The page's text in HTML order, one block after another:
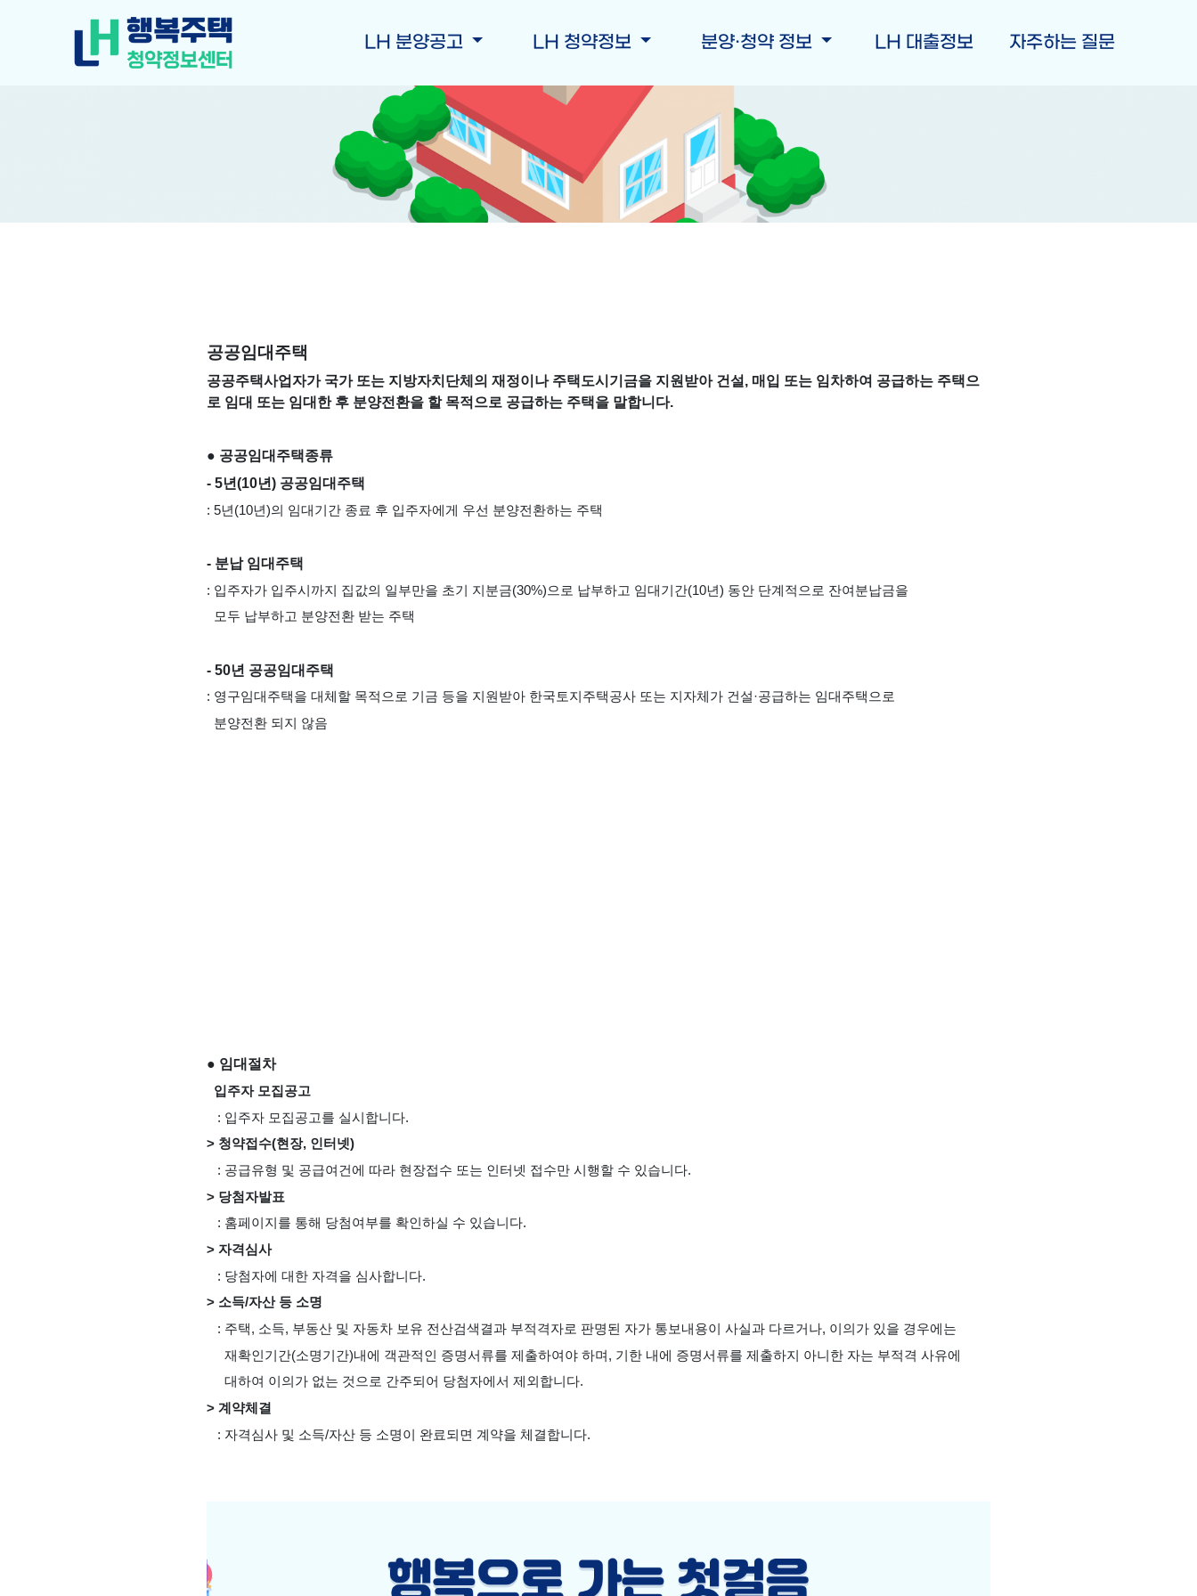
LH 분양공고 LH 청약정보 분양·청약 정보 LH 대출정보 자주하는 질문
공공임대주택
공공주택사업자가 국가 또는 지방자치단체의 재정이나 주택도시기금을 지원받아 건설, 매입 또는 임차하여 공급하는 주택으
로 임대 또는 임대한 후 분양전환을 할 목적으로 공급하는 주택을 말합니다.
● 공공임대주택종류
- 5년(10년) 공공임대주택
: 5년(10년)의 임대기간 종료 후 입주자에게 우선 분양전환하는 주택
- 분납 임대주택
: 입주자가 입주시까지 집값의 일부만을 초기 지분금(30%)으로 납부하고 임대기간(10년) 동안 단계적으로 잔여분납금을
모두 납부하고 분양전환 받는 주택
- 50년 공공임대주택
: 영구임대주택을 대체할 목적으로 기금 등을 지원받아 한국토지주택공사 또는 지자체가 건설·공급하는 임대주택으로
분양전환 되지 않음
● 임대절차
입주자 모집공고
: 입주자 모집공고를 실시합니다.
> 청약접수(현장, 인터넷)
: 공급유형 및 공급여건에 따라 현장접수 또는 인터넷 접수만 시행할 수 있습니다.
> 당첨자발표
: 홈페이지를 통해 당첨여부를 확인하실 수 있습니다.
> 자격심사
: 당첨자에 대한 자격을 심사합니다.
> 소득/자산 등 소명
: 주택, 소득, 부동산 및 자동차 보유 전산검색결과 부적격자로 판명된 자가 통보내용이 사실과 다르거나, 이의가 있을 경우에는
재확인기간(소명기간)내에 객관적인 증명서류를 제출하여야 하며, 기한 내에 증명서류를 제출하지 아니한 자는 부적격 사유에
대하여 이의가 없는 것으로 간주되어 당첨자에서 제외합니다.
> 계약체결
: 자격심사 및 소득/자산 등 소명이 완료되면 계약을 체결합니다.